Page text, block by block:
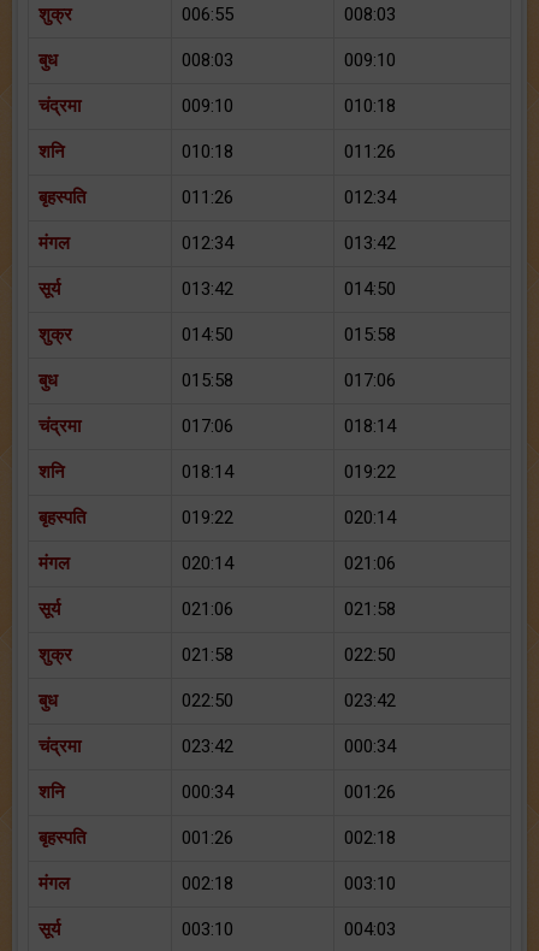
शुक्र 006:55 008:03
बुध 008:03 009:10
चंद्रमा 009:10 010:18
शनि 010:18 011:26
बृहस्पति 011:26 012:34
मंगल 012:34 013:42
सूर्य 013:42 014:50
शुक्र 014:50 015:58
बुध 015:58 017:06
चंद्रमा 017:06 018:14
शनि 018:14 019:22
बृहस्पति 019:22 020:14
मंगल 020:14 021:06
सूर्य 021:06 021:58
शुक्र 021:58 022:50
बुध 022:50 023:42
चंद्रमा 023:42 000:34
शनि 000:34 001:26
बृहस्पति 001:26 002:18
मंगल 002:18 003:10
सूर्य 003:10 004:03